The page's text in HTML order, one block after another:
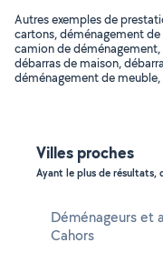
Autres exemples de
cartons, déménagement
camion de
débarras de maison,
déménagement de meuble,
Villes proches
Ayant le plus de résultats,
Déménageurs et
Cahors